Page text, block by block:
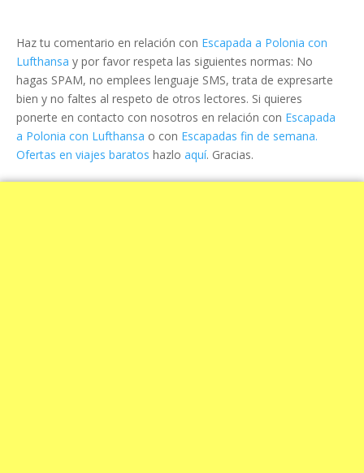
Haz tu comentario en relación con Escapada a Polonia con
Lufthansa y por favor respeta las siguientes normas: No
hagas SPAM, no emplees lenguaje SMS, trata de expresarte
bien y no faltes al respeto de otros lectores. Si quieres
ponerte en contacto con nosotros en relación con Escapada
a Polonia con Lufthansa o con Escapadas fin de semana.
Ofertas en viajes baratos hazlo aquí. Gracias.